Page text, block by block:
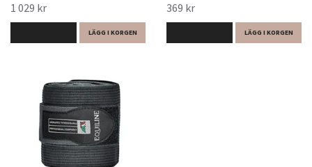
1 029 kr
LÄGG I KORGEN
369 kr
LÄGG I KORGEN